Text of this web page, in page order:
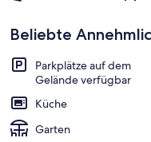
Beliebte
Parkplätze auf dem
Gelände verfügbar
Küche
Garten